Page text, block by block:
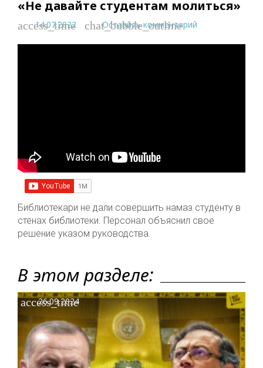
«Не давайте студентам молиться»
access_time
14.07.2022 chat_bubble_outline
Оставить комментарий
Библиотекари не дали совершить намаз студенту в
стенах библиотеки. Персонал объяснил свое
решение указом руководства.
В этом разделе:
access_time
26.09.2024